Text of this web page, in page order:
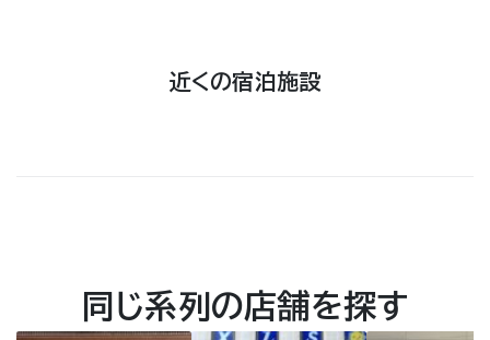
近くの宿泊施設
同じ系列の店舗を探す